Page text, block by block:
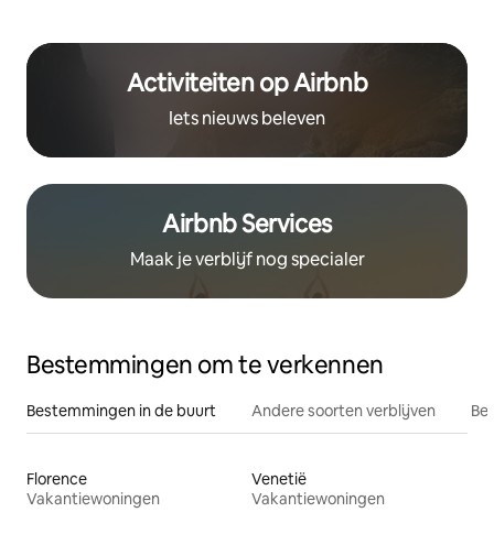
Activiteiten op Airbnb
Iets nieuws beleven
Airbnb Services
Maak je verblijf nog specialer
Bestemmingen om te verkennen
Bestemmingen in de buurt Andere soorten verblijven
Florence
Vakantiewoningen
Venetië
Vakantiewoningen